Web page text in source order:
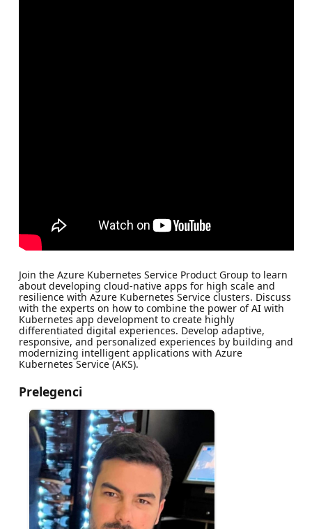
Join the Azure Kubernetes Service Product Group to learn
about developing cloud-native apps for high scale and
resilience with Azure Kubernetes Service clusters. Discuss
with the experts on how to combine the power of AI with
Kubernetes app development to create highly
differentiated digital experiences. Develop adaptive,
responsive, and personalized experiences by building and
modernizing intelligent applications with Azure
Kubernetes Service (AKS).
Prelegenci